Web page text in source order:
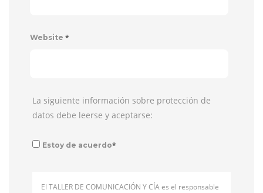
Website *
La siguiente información sobre protección de
datos debe leerse y aceptarse:
Estoy de acuerdo*
El TALLER DE COMUNICACIÓN Y CÍA es el responsable